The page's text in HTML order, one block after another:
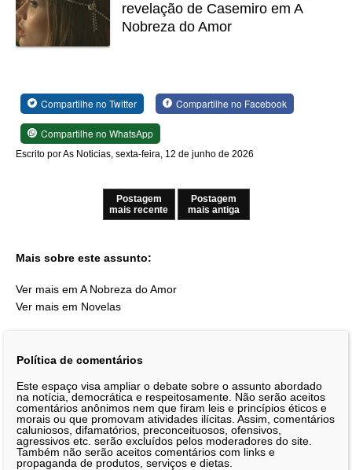
revelação de Casemiro em A
Nobreza do Amor
Compartilhe no Twitter Compartilhe no Facebook
Compartilhe no WhatsApp
Escrito por As Noticias, sexta-feira, 12 de junho de 2026
Postagem
mais recente
Postagem
mais antiga
Mais sobre este assunto:
Ver mais em A Nobreza do Amor
Ver mais em Novelas
Política de comentários
Este espaço visa ampliar o debate sobre o assunto abordado
na notícia, democrática e respeitosamente. Não serão aceitos
comentários anônimos nem que firam leis e princípios éticos e
morais ou que promovam atividades ilícitas. Assim, comentários
caluniosos, difamatórios, preconceituosos, ofensivos,
agressivos etc. serão excluídos pelos moderadores do site.
Também não serão aceitos comentários com links e
propaganda de produtos, serviços e dietas.